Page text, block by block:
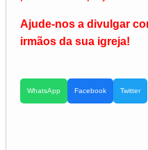
Ajude-nos a divulgar
irmãos da sua igreja!
WhatsApp Facebook Twitter